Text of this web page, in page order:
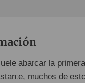
abarcar la
muchos de